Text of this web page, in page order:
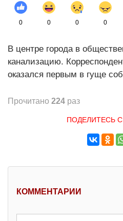
0 0 0 0
В центре города в
канализацию.
оказался первым в гуще
Прочитано 224 раз
ПОДЕЛИТЕСЬ
КОММЕНТАРИИ